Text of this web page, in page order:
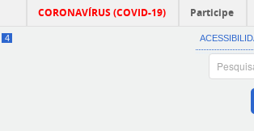
CORONAVÍRUS (COVID-19) Participe
4